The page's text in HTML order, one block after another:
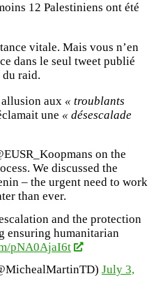
12 Palestiniens ont été
vitale. Mais vous n’en
dans le seul tweet publié
raid.
aux « troublants
une « désescalade
on the
We discussed the
– the urgent need to work
than ever.
and the protection
ensuring humanitarian
pNA0AjaI6t
July 3,